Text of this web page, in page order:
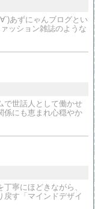
あずにゃんブログとい
ッション雑誌のような
で世話人として働かせ
係にも恵まれ心穏やか
寧にほどきながら、
戻す「マインドデザイ